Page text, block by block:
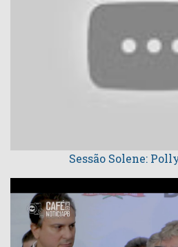
Sessão Solene: